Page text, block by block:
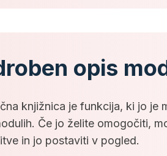
opis
knjižnica je funkcija, ki jo je
Če jo želite omogočiti,
in jo postaviti v pogled.